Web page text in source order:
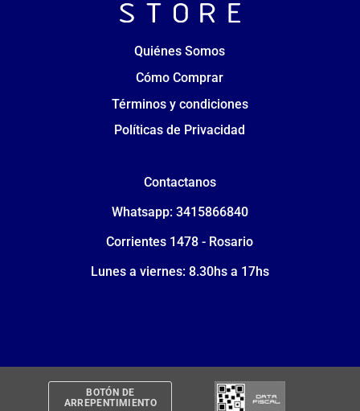
Quiénes Somos
Cómo Comprar
Términos y condiciones
Políticas de Privacidad
Contactanos
Whatsapp: 3415866840
Corrientes 1478 - Rosario
Lunes a viernes: 8.30hs a 17hs
BOTÓN DE
ARREPENTIMIENTO